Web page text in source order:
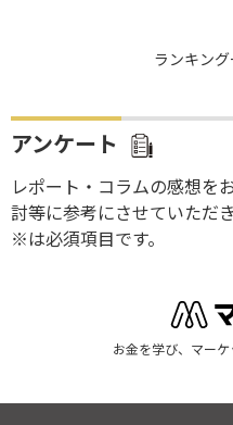
ランキン
アンケート
レポート・コラムの感想を
討等に参考にさせていただき
※は必須項目です。
お金を学び、マー